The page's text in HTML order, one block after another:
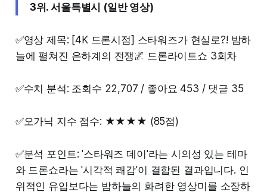
3위. 서울특별시 (일반 영상)
✅영상 제목: [4K 드론시점] 스타워즈가 현실로?! 밤하
늘에 펼쳐진 은하계의 전쟁🌌 드론라이트쇼 3회차
✅수치 분석: 조회수 22,707 / 좋아요 453 / 댓글 35
✅오가닉 지수 점수: ★★★★ (85점)
✅분석 포인트: '스타워즈 데이'라는 시의성 있는 테마
와 드론쇼라는 '시각적 쾌감'이 결합된 결과입니다. 인
위적인 유입보다는 밤하늘의 화려한 영상미를 소장하